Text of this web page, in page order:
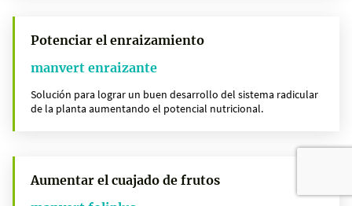
Potenciar el enraizamiento
manvert enraizante
Solución para lograr un buen desarrollo del sistema radicular
de la planta aumentando el potencial nutricional.
Aumentar el cuajado de frutos